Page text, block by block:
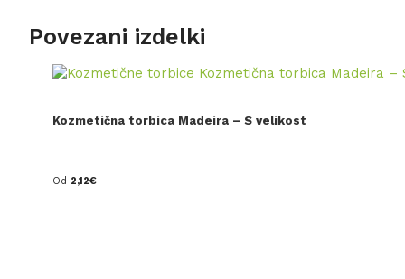
Povezani izdelki
Kozmetična torbica Madeira – S velikost
Od 2,12€